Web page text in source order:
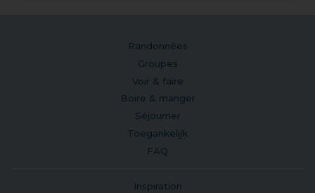
Randonnées
Groupes
Voir & faire
Boire & manger
Séjourner
Toegankelijk
FAQ
Inspiration